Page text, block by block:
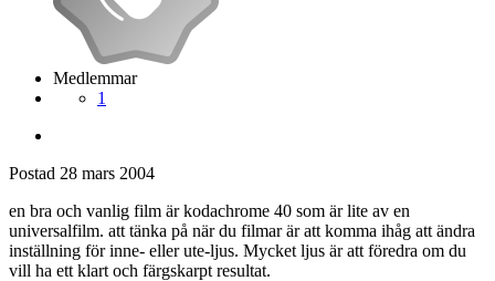
Medlemmar
1
Postad 28 mars 2004
en bra och vanlig film är kodachrome 40 som är lite av en
universalfilm. att tänka på när du filmar är att komma ihåg att ändra
inställning för inne- eller ute-ljus. Mycket ljus är att föredra om du
vill ha ett klart och färgskarpt resultat.